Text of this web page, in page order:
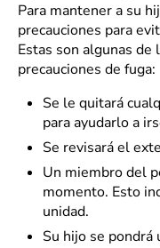
Para mantener a su
precauciones para
Estas son algunas de
precauciones de fuga:
Se le quitará
para ayudarlo a
Se revisará el
Un miembro del
momento. Esto
unidad.
Su hijo se pondrá